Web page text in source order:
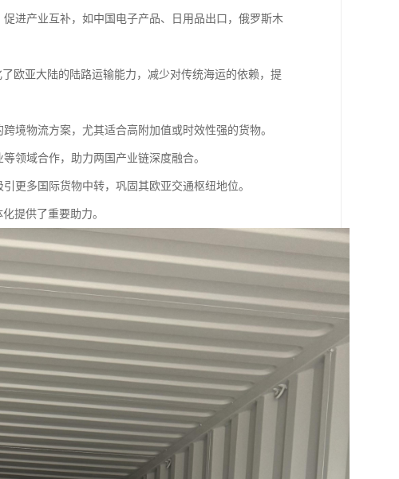
进产业互补，如中国电子产品、日用品出口，俄罗斯木
欧亚大陆的陆路运输能力，减少对传统海运的依赖，提
境物流方案，尤其适合高附加值或时效性强的货物。
领域合作，助力两国产业链深度融合。
更多国际货物中转，巩固其欧亚交通枢纽地位。
提供了重要助力。